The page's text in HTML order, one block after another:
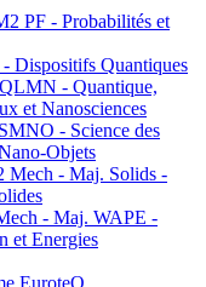
PF - Probabilités et
Dispositifs Quantiques
- Quantique,
et Nanosciences
- Science des
Objets
- Maj. Solids -
- Maj. WAPE -
et Energies
EuroteQ